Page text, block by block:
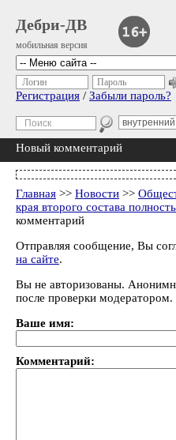
Дебри-ДВ
мобильная версия
Логин Пароль
Регистрация / Забыли пароль?
Новый комментарий
Главная >> Новости >>
края второго состава
комментарий
Отправляя сообщение, Вы
на сайте.
Вы не авторизованы.
после проверки модератором.
Ваше имя:
Комментарий: